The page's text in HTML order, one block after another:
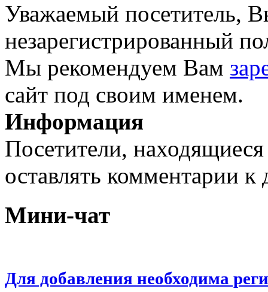
Уважаемый посетитель,
незарегистрированный
Мы рекомендуем Вам
сайт под своим именем.
Информация
Посетители,
оставлять комментарии
Мини-чат
Для добавления необходима